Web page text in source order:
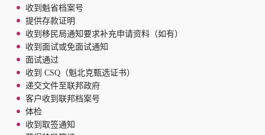
收到魁省档案号
提供存款证明
收到移民局通知要求补充申请资料（如有）
收到面试或免面试通知
面试通过
收到 CSQ（魁北克甄选证书）
递交文件至联邦政府
客户收到联邦档案号
体检
收到取签通知